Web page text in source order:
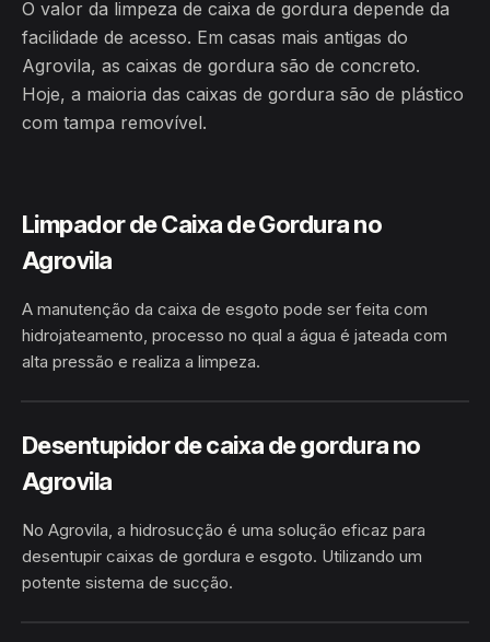
O valor da limpeza de caixa de gordura depende da
facilidade de acesso. Em casas mais antigas do
Agrovila, as caixas de gordura são de concreto.
Hoje, a maioria das caixas de gordura são de plástico
com tampa removível.
Limpador de Caixa de Gordura no
Agrovila
A manutenção da caixa de esgoto pode ser feita com
hidrojateamento, processo no qual a água é jateada com
alta pressão e realiza a limpeza.
HIDROJATEAMENTO AGROVILA · RODRIGUES ALVES/AC
Desentupidor de caixa de gordura no
Agrovila
No Agrovila, a hidrosucção é uma solução eficaz para
desentupir caixas de gordura e esgoto. Utilizando um
potente sistema de sucção.
HIDROSUCÇÃO AGROVILA · RODRIGUES ALVES/AC